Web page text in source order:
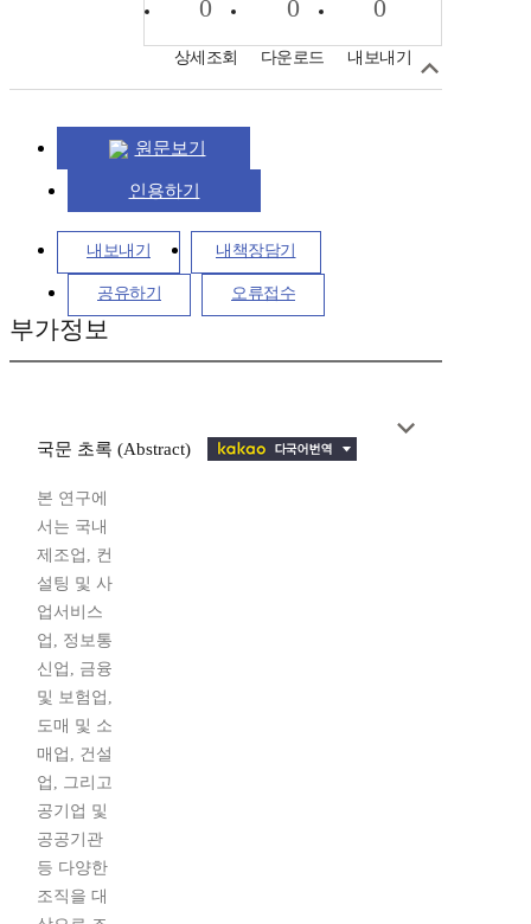
0
상세조회
0
다운로드
0
내보내기
원문보기
인용하기
내보내기 내책장담기
공유하기 오류접수
부가정보
국문 초록 (Abstract)
본 연구에
서는 국내
제조업, 컨
설팅 및 사
업서비스
업, 정보통
신업, 금융
및 보험업,
도매 및 소
매업, 건설
업, 그리고
공기업 및
공공기관
등 다양한
조직을 대